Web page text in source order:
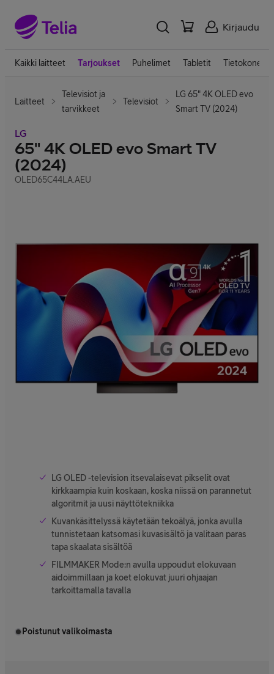
Kirjaudu
Kaikki laitteet Tarjoukset Puhelimet Tabletit Tietokoneet
Laitteet
Televisiot ja
tarvikkeet
Televisiot
LG 65" 4K OLED evo
Smart TV (2024)
LG
65" 4K OLED evo Smart TV
(2024)
OLED65C44LA.AEU
LG OLED -television itsevalaisevat pikselit ovat
kirkkaampia kuin koskaan, koska niissä on parannetut
algoritmit ja uusi näyttötekniikka
Kuvankäsittelyssä käytetään tekoälyä, jonka avulla
tunnistetaan katsomasi kuvasisältö ja valitaan paras
tapa skaalata sisältöä
FILMMAKER Mode:n avulla uppoudut elokuvaan
aidoimmillaan ja koet elokuvat juuri ohjaajan
tarkoittamalla tavalla
Poistunut valikoimasta